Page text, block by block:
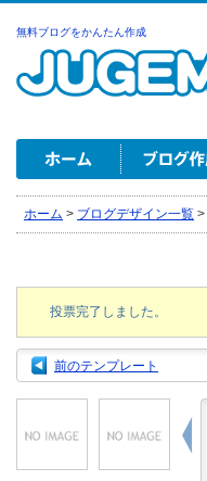
無料ブログをかんたん作成
ホーム > ブログデザイン一覧 >
投票完了しました。
前のテンプレート